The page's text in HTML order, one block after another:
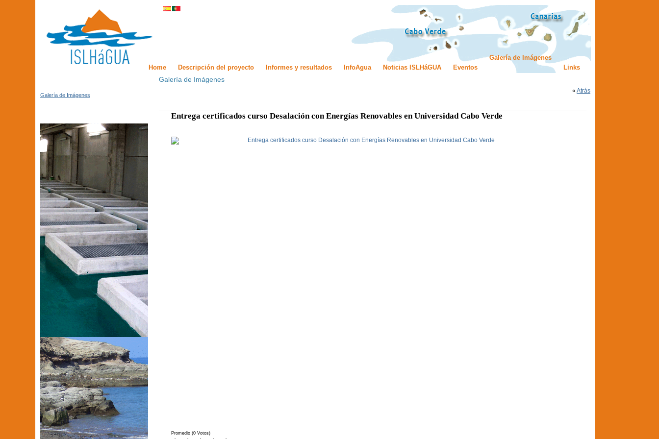
Home Descripción del proyecto Informes y resultados InfoAgua Noticias ISLHáGUA Eventos
Galería de Imágenes
Links
Galería de Imágenes
Galería de Imágenes
« Atrás
Entrega certificados curso Desalación con Energías Renovables en Universidad Cabo Verde
Promedio (0 Votos)